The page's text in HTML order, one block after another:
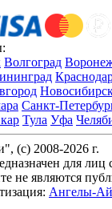
Волгоград
Санкт-
Тула Уфа
(c) 2008-2026 г.
для лиц
не являются
Ангелы-